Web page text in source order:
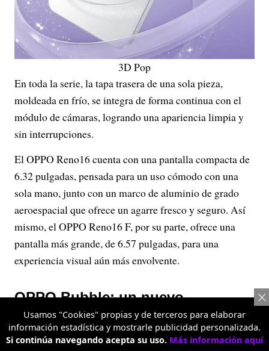
3D Pop
En toda la serie, la tapa trasera de una sola pieza,
moldeada en frío, se integra de forma continua con el
módulo de cámaras, logrando una apariencia limpia y
sin interrupciones.
El OPPO Reno16 cuenta con una pantalla compacta de
6.32 pulgadas, pensada para un uso cómodo con una
sola mano, junto con un marco de aluminio de grado
aeroespacial que ofrece un agarre fresco y seguro. Así
mismo, el OPPO Reno16 F, por su parte, ofrece una
pantalla más grande, de 6.57 pulgadas, para una
experiencia visual aún más envolvente.
OPPO Bubble: un nuevo
compañero para la expresión
creativa
Usamos "Cookies" propias y de terceros para elaborar
información estadística y mostrarle publicidad personalizada.
Si continúa navegando acepta su uso. Más información aquí